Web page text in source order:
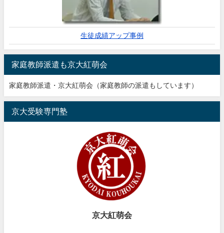
生徒成績アップ事例
家庭教師派遣も京大紅萌会
家庭教師派遣・京大紅萌会（家庭教師の派遣もしています）
京大受験専門塾
京大紅萌会